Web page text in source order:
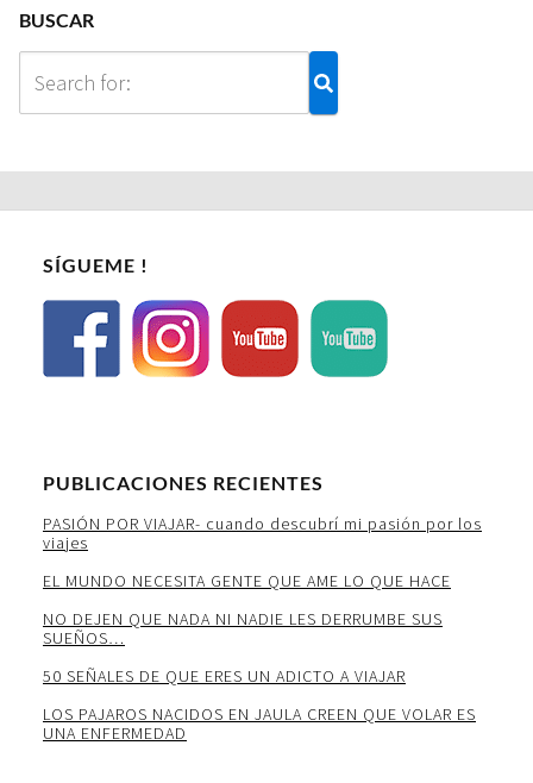
BUSCAR
SÍGUEME !
PUBLICACIONES RECIENTES
PASIÓN POR VIAJAR- cuando descubrí mi pasión por los
viajes
EL MUNDO NECESITA GENTE QUE AME LO QUE HACE
NO DEJEN QUE NADA NI NADIE LES DERRUMBE SUS
SUEÑOS…
50 SEÑALES DE QUE ERES UN ADICTO A VIAJAR
LOS PAJAROS NACIDOS EN JAULA CREEN QUE VOLAR ES
UNA ENFERMEDAD